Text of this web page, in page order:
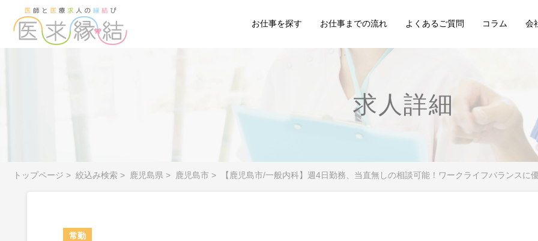
お仕事を探す お仕事までの流れ よくあるご質問 コラム 会
求人詳細
トップページ > 絞込み検索 > 鹿児島県 > 鹿児島市 > 【鹿児島市/一般内科】週4日勤務、当直無しの相談可能！ワークライフバランスに
常勤